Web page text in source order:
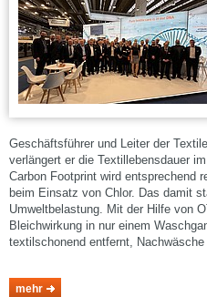
Geschäftsführer und Leiter der
verlängert er die Textillebensdauer
Carbon Footprint wird entsprechend
beim Einsatz von Chlor. Das damit
Umweltbelastung. Mit der Hilfe von
Bleichwirkung in nur einem
textilschonend entfernt,
mehr